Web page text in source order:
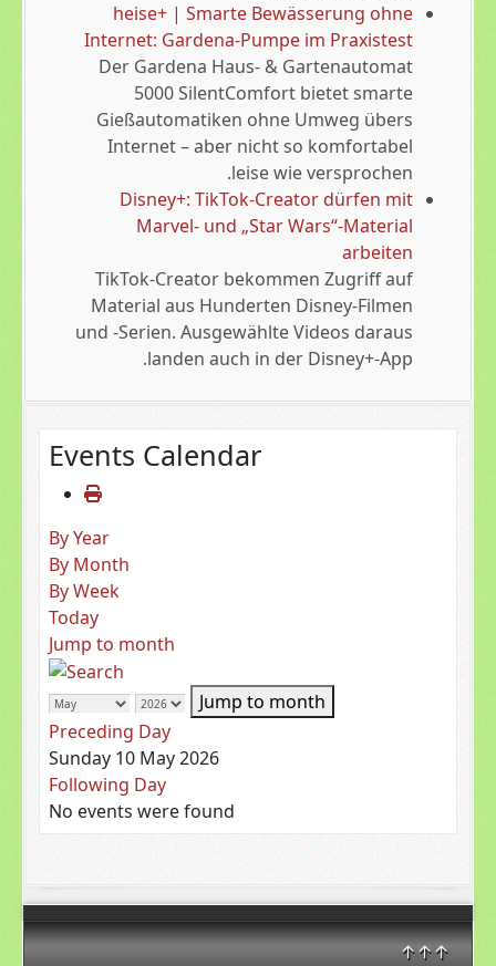
↑↑↑
heise+ | Smarte Bewässerung ohne
Internet: Gardena-Pumpe im Praxistest
Der Gardena Haus- & Gartenautomat
5000 SilentComfort bietet smarte
Gießautomatiken ohne Umweg übers
Internet – aber nicht so komfortabel
leise wie versprochen.
Disney+: TikTok-Creator dürfen mit
Marvel- und „Star Wars“-Material
arbeiten
TikTok-Creator bekommen Zugriff auf
Material aus Hunderten Disney-Filmen
und -Serien. Ausgewählte Videos daraus
landen auch in der Disney+-App.
Events Calendar
By Year
By Month
By Week
Today
Jump to month
Jump to month
Preceding Day
Sunday 10 May 2026
Following Day
No events were found